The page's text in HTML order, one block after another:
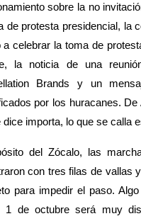
sobre la no
de protesta presidencial, la
a celebrar la toma de
la noticia de una
Brands y un
por los huracanes. De
dice importa, lo que se calla
del Zócalo, las
con tres filas de vallas
para impedir el paso.
1 de octubre será muy